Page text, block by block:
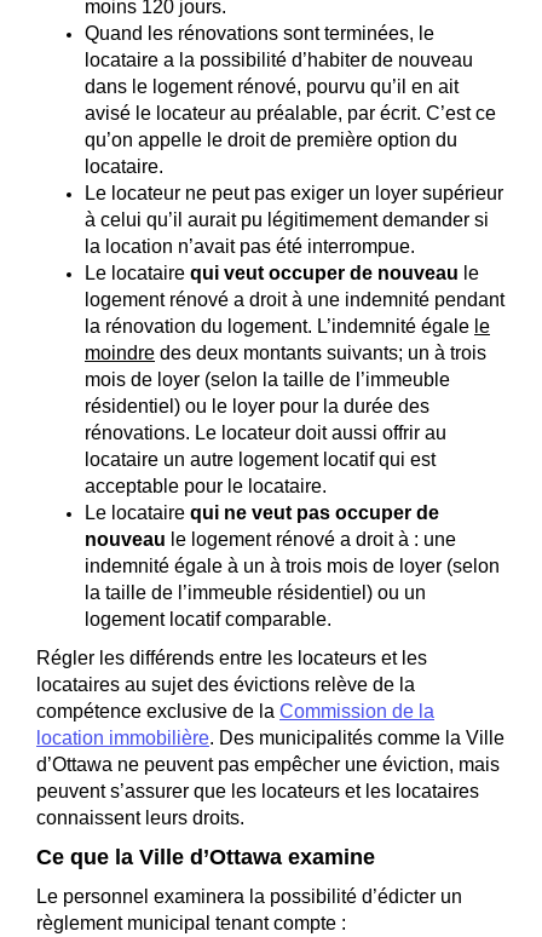
moins 120 jours.
Quand les rénovations sont terminées, le
locataire a la possibilité d’habiter de nouveau
dans le logement rénové, pourvu qu’il en ait
avisé le locateur au préalable, par écrit. C’est ce
qu’on appelle le droit de première option du
locataire.
Le locateur ne peut pas exiger un loyer supérieur
à celui qu’il aurait pu légitimement demander si
la location n’avait pas été interrompue.
Le locataire qui veut occuper de nouveau le
logement rénové a droit à une indemnité pendant
la rénovation du logement. L’indemnité égale le
moindre des deux montants suivants; un à trois
mois de loyer (selon la taille de l’immeuble
résidentiel) ou le loyer pour la durée des
rénovations. Le locateur doit aussi offrir au
locataire un autre logement locatif qui est
acceptable pour le locataire.
Le locataire qui ne veut pas occuper de
nouveau le logement rénové a droit à : une
indemnité égale à un à trois mois de loyer (selon
la taille de l’immeuble résidentiel) ou un
logement locatif comparable.
Régler les différends entre les locateurs et les
locataires au sujet des évictions relève de la
compétence exclusive de la Commission de la
location immobilière(Liens externes)
. Des municipalités comme la Ville
d’Ottawa ne peuvent pas empêcher une éviction, mais
peuvent s’assurer que les locateurs et les locataires
connaissent leurs droits.
Ce que la Ville d’Ottawa examine
Le personnel examinera la possibilité d’édicter un
règlement municipal tenant compte :